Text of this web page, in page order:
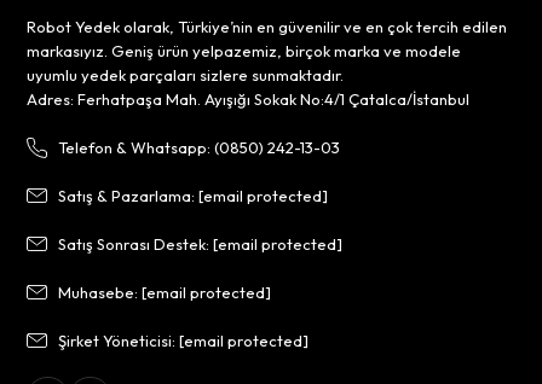
Robot Yedek olarak, Türkiye’nin en güvenilir ve en çok tercih edilen
markasıyız. Geniş ürün yelpazemiz, birçok marka ve modele
uyumlu yedek parçaları sizlere sunmaktadır.
Adres: Ferhatpaşa Mah. Ayışığı Sokak No:4/1 Çatalca/İstanbul
Telefon & Whatsapp: (0850) 242-13-03
Satış & Pazarlama:[email protected]
Satış Sonrası Destek:[email protected]
Muhasebe:[email protected]
Şirket Yöneticisi:[email protected]